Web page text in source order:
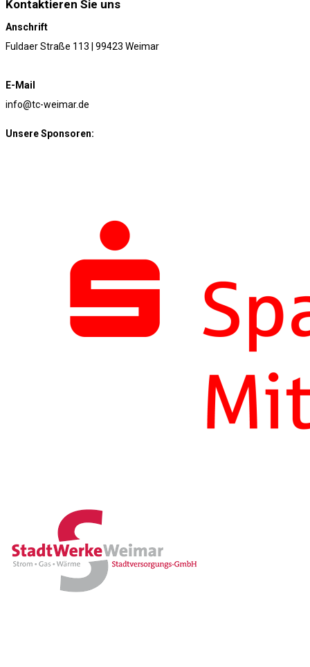
Kontaktieren Sie uns
Anschrift
Fuldaer Straße 113 | 99423 Weimar
E-Mail
info@tc-weimar.de
Unsere Sponsoren: